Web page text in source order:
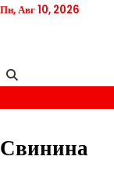
Перейти
Пн, Авг 10, 2026
Свинина